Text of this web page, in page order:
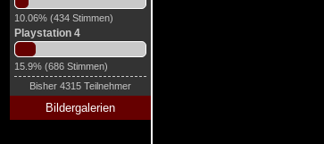
10.06% (434 Stimmen)
Playstation 4
15.9% (686 Stimmen)
Bisher 4315 Teilnehmer
Bildergalerien